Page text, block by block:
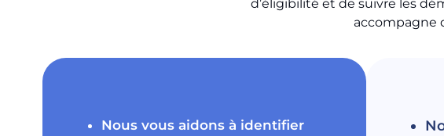
d’éligibilité et de suivre les
accompagne
Nous vous aidons à identifier